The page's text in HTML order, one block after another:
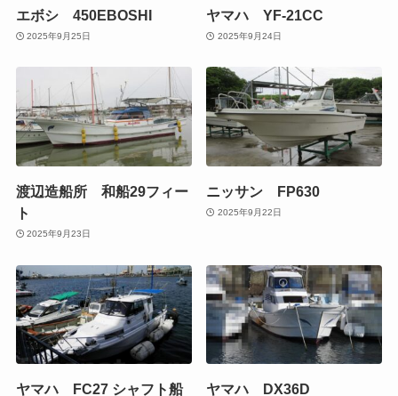
エボシ 450EBOSHI
2025年9月25日
ヤマハ YF-21CC
2025年9月24日
渡辺造船所 和船29フィー
ト
2025年9月23日
ニッサン FP630
2025年9月22日
ヤマハ FC27 シャフト船 ヤマハ DX36D